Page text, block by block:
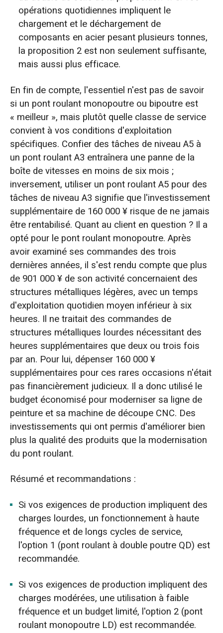
opérations quotidiennes impliquent le
chargement et le déchargement de
composants en acier pesant plusieurs tonnes,
la proposition 2 est non seulement suffisante,
mais aussi plus efficace.
En fin de compte, l'essentiel n'est pas de savoir
si un pont roulant monopoutre ou bipoutre est
« meilleur », mais plutôt quelle classe de service
convient à vos conditions d'exploitation
spécifiques. Confier des tâches de niveau A5 à
un pont roulant A3 entraînera une panne de la
boîte de vitesses en moins de six mois ;
inversement, utiliser un pont roulant A5 pour des
tâches de niveau A3 signifie que l'investissement
supplémentaire de 160 000 ¥ risque de ne jamais
être rentabilisé. Quant au client en question ? Il a
opté pour le pont roulant monopoutre. Après
avoir examiné ses commandes des trois
dernières années, il s'est rendu compte que plus
de 901 000 ¥ de son activité concernaient des
structures métalliques légères, avec un temps
d'exploitation quotidien moyen inférieur à six
heures. Il ne traitait des commandes de
structures métalliques lourdes nécessitant des
heures supplémentaires que deux ou trois fois
par an. Pour lui, dépenser 160 000 ¥
supplémentaires pour ces rares occasions n'était
pas financièrement judicieux. Il a donc utilisé le
budget économisé pour moderniser sa ligne de
peinture et sa machine de découpe CNC. Des
investissements qui ont permis d'améliorer bien
plus la qualité des produits que la modernisation
du pont roulant.
Résumé et recommandations :
Si vos exigences de production impliquent des
charges lourdes, un fonctionnement à haute
fréquence et de longs cycles de service,
l'option 1 (pont roulant à double poutre QD) est
recommandée.
Si vos exigences de production impliquent des
charges modérées, une utilisation à faible
fréquence et un budget limité, l'option 2 (pont
roulant monopoutre LD) est recommandée.